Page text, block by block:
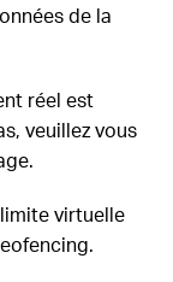
de la
réel est
veuillez vous
virtuelle